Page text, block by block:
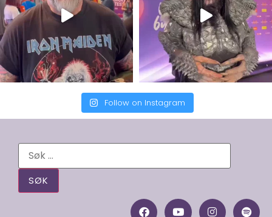
Follow on Instagram